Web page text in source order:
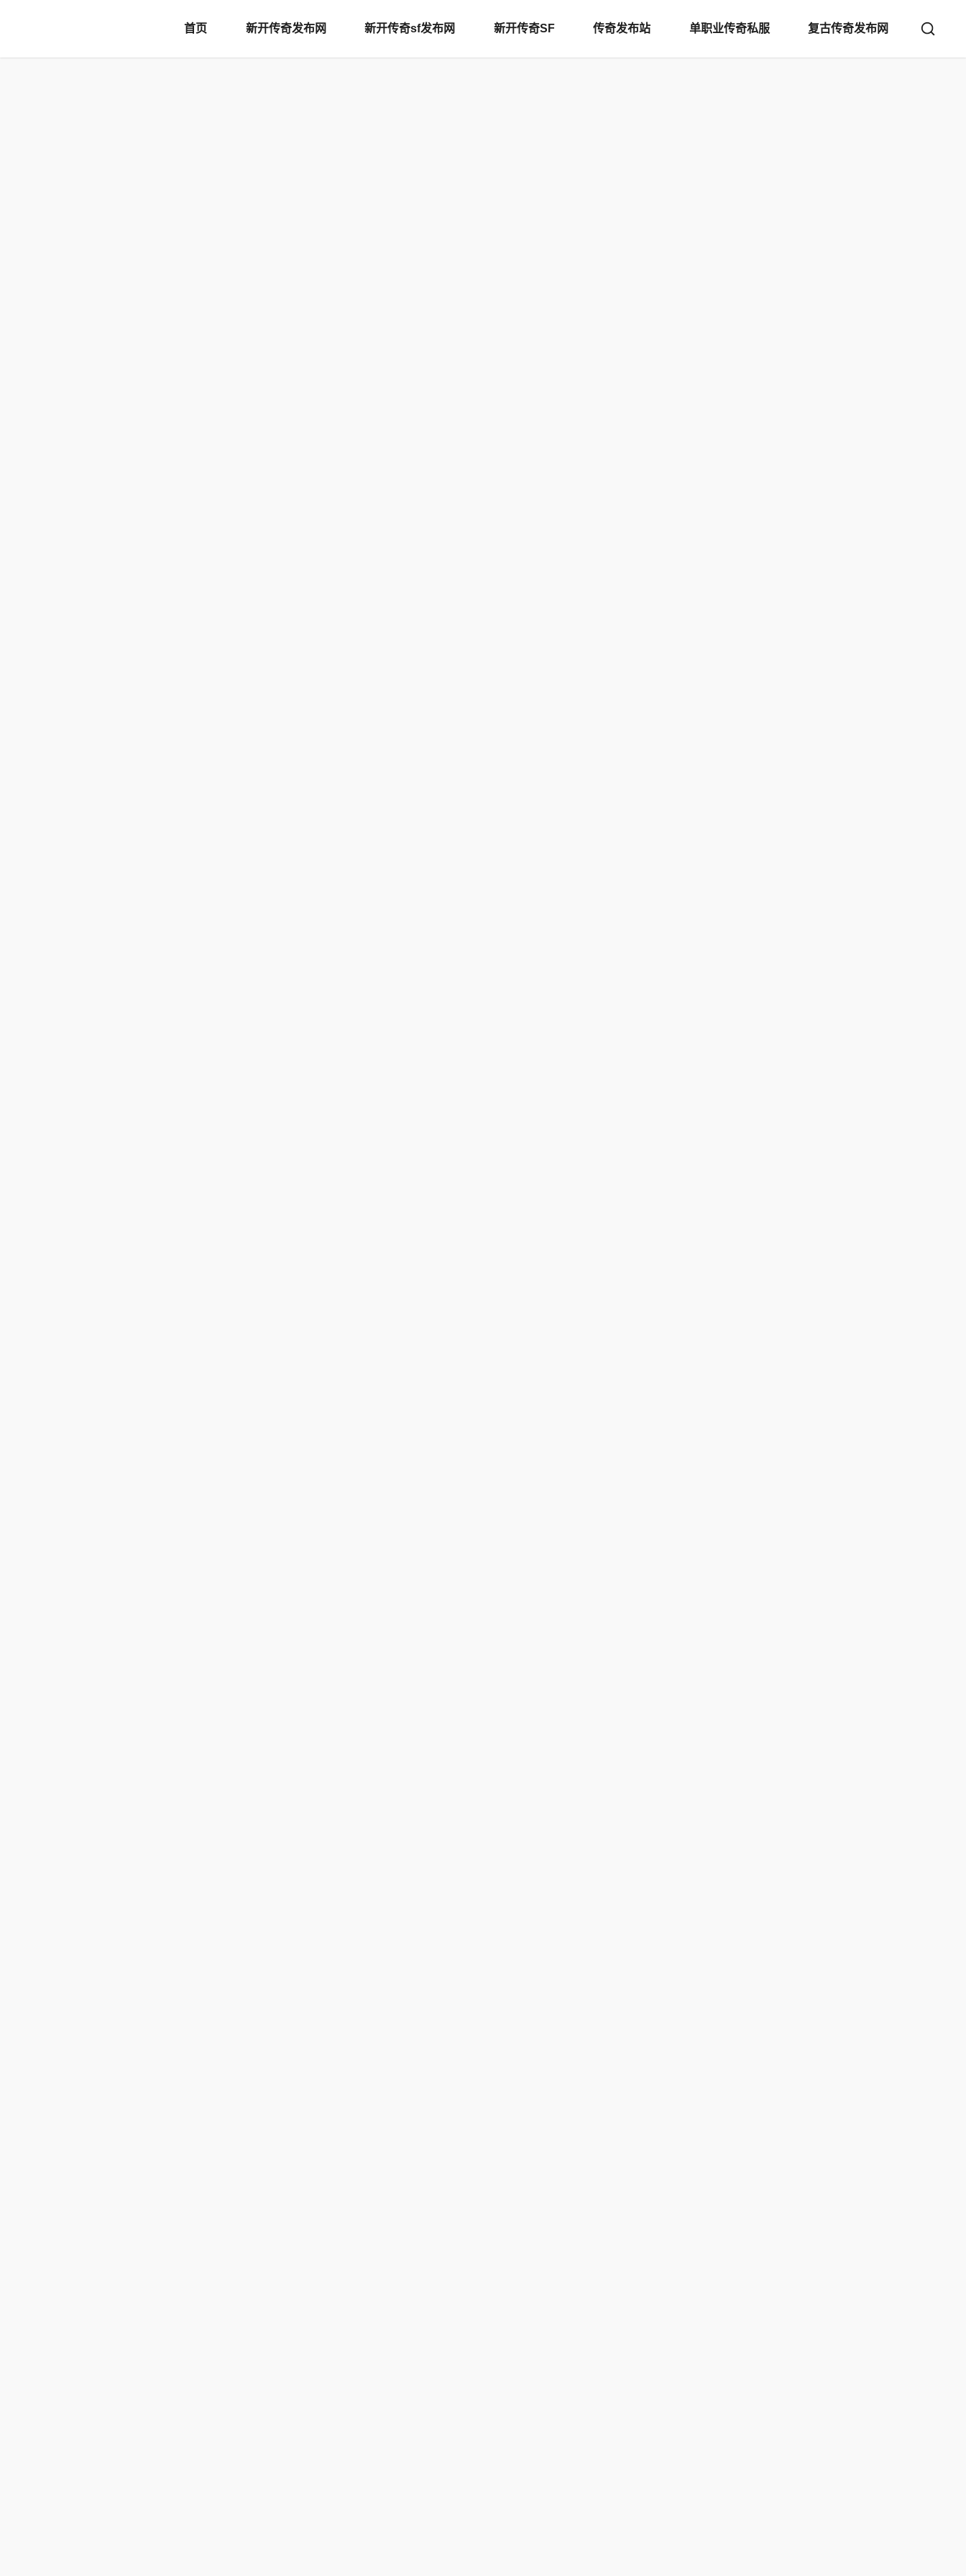
首页
新开传奇发布网 新开传奇sf发布网 新开传奇SF 传奇发布站 单职业传奇私服 复古传奇发布网